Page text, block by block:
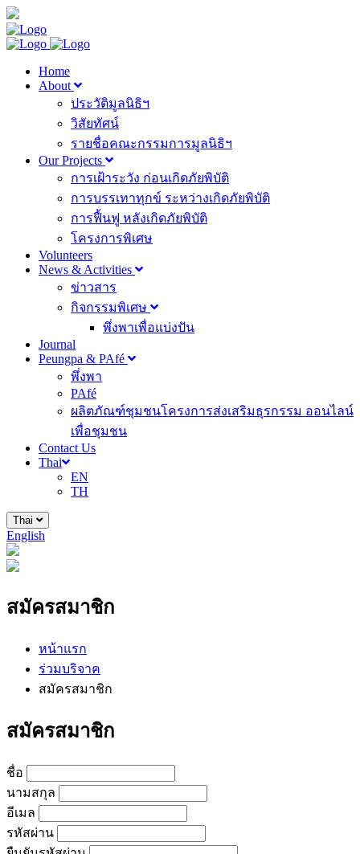
Home
About
ประวัติมูลนิธิฯ
วิสัยทัศน์
รายชื่อคณะกรรมการมูลนิธิฯ
Our Projects
การเฝ้าระวัง ก่อนเกิดภัยพิบัติ
การบรรเทาทุกข์ ระหว่างเกิดภัยพิบัติ
การฟื้นฟู หลังเกิดภัยพิบัติ
โครงการพิเศษ
Volunteers
News & Activities
ข่าวสาร
กิจกรรมพิเศษ
พึ่งพาเพื่อแบ่งปัน
Journal
Peungpa & PAfé
พึ่งพา
PAfé
ผลิตภัณฑ์ชุมชนโครงการส่งเสริมธุรกรรม ออนไลน์
เพื่อชุมชน
Contact Us
Thai
EN
TH
Thai
English
สมัครสมาชิก
หน้าแรก
ร่วมบริจาค
สมัครสมาชิก
สมัครสมาชิก
ชื่อ
นามสกุล
อีเมล
รหัสผ่าน